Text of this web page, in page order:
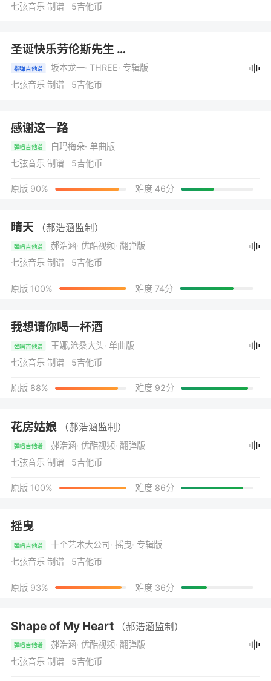
七弦音乐 制谱 5吉他币
圣诞快乐劳伦斯先生
（Merry Christmas Mr. Lawrence
指弹吉他谱 坂本龙一· THREE· 专辑版
七弦音乐 制谱 5吉他币
感谢这一路
弹唱吉他谱 白玛梅朵· 单曲版
七弦音乐 制谱 5吉他币
原版 90% 难度 46分
晴天 （郝浩涵监制）
弹唱吉他谱 郝浩涵· 优酷视频· 翻弹版
七弦音乐 制谱 5吉他币
原版 100% 难度 74分
我想请你喝一杯酒
弹唱吉他谱 王娜,沧桑大头· 单曲版
七弦音乐 制谱 5吉他币
原版 88% 难度 92分
花房姑娘 （郝浩涵监制）
弹唱吉他谱 郝浩涵· 优酷视频· 翻弹版
七弦音乐 制谱 5吉他币
原版 100% 难度 86分
摇曳
弹唱吉他谱 十个艺术大公司· 摇曳· 专辑版
七弦音乐 制谱 5吉他币
原版 93% 难度 36分
Shape of My Heart （郝浩涵监制）
弹唱吉他谱 郝浩涵· 优酷视频· 翻弹版
七弦音乐 制谱 5吉他币